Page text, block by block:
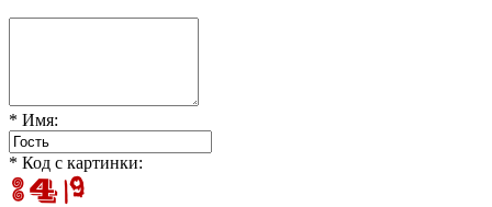
* Имя:
* Код с картинки: